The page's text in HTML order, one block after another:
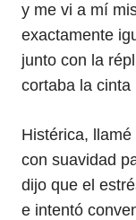
y me vi a mí
exactamente
junto con la
cortaba la cinta
Histérica,
con suavidad
dijo que el
e intentó